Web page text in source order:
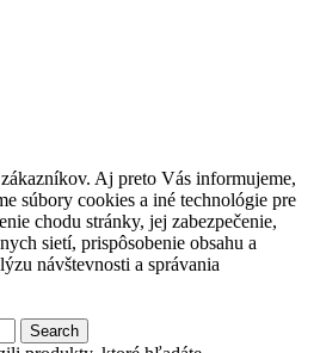
Aj preto Vás informujeme,
súbory cookies a iné technológie pre
chodu stránky, jej zabezpečenie,
sietí, prispôsobenie obsahu a
návštevnosti a správania
Search